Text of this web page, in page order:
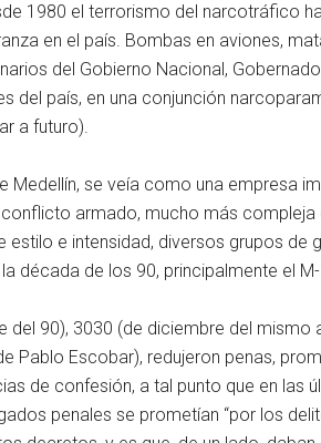
1980 el terrorismo del narcotráfico
en el país. Bombas en aviones,
del Gobierno Nacional,
del país, en una conjunción
a futuro).
Medellín, se veía como una empresa
armado, mucho más compleja
estilo e intensidad, diversos grupos de
década de los 90, principalmente el M-
90), 3030 (de diciembre del mismo
Pablo Escobar), redujeron penas,
de confesión, a tal punto que en las
penales se prometían “por los